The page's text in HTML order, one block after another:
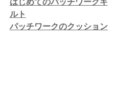
ルト
パッチワークのクッション